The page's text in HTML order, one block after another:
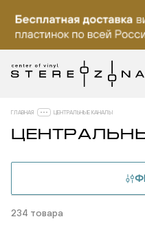
ГЛАВНАЯ ЦЕНТРАЛЬНЫЕ КАНАЛЫ
234 товара